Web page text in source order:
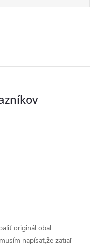
originál obal.
napísať,že zatiaľ